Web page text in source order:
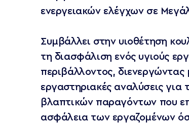
ενεργειακών ελέγχων σε
Συμβάλλει στην υιοθέτηση
τη διασφάλιση ενός υγιούς
περιβάλλοντος, διενεργώντας
εργαστηριακές αναλύσεις για
βλαπτικών παραγόντων που
ασφάλεια των εργαζομένων